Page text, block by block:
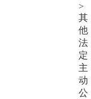
>
其
他
法
定
主
动
公